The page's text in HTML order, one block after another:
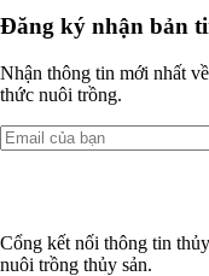
Đăng ký nhận bản
Nhận thông tin mới nhất
thức nuôi trồng.
Cổng kết nối thông tin
nuôi trồng thủy sản.